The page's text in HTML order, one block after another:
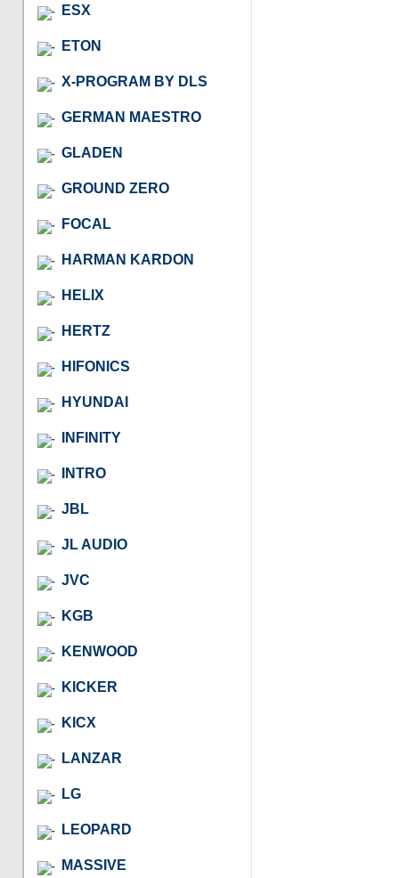
ESX
ETON
X-PROGRAM BY DLS
GERMAN MAESTRO
GLADEN
GROUND ZERO
FOCAL
HARMAN KARDON
HELIX
HERTZ
HIFONICS
HYUNDAI
INFINITY
INTRO
JBL
JL AUDIO
JVC
KGB
KENWOOD
KICKER
KICX
LANZAR
LG
LEOPARD
MASSIVE